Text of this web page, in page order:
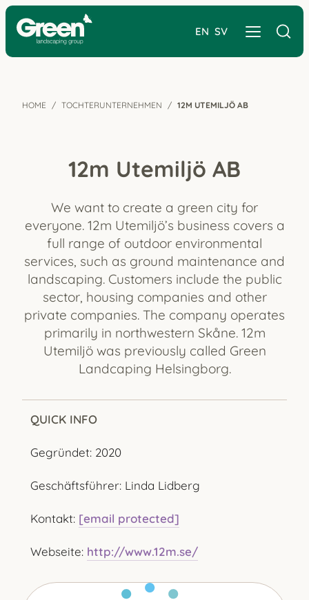
EN SV
HOME TOCHTERUNTERNEHMEN 12M UTEMILJÖ AB
12m Utemiljö AB
We want to create a green city for
everyone. 12m Utemiljö’s business covers a
full range of outdoor environmental
services, such as ground maintenance and
landscaping. Customers include the public
sector, housing companies and other
private companies. The company operates
primarily in northwestern Skåne. 12m
Utemiljö was previously called Green
Landcaping Helsingborg.
QUICK INFO
Gegründet: 2020
Geschäftsführer: Linda Lidberg
Kontakt: [email protected]
Webseite: http://www.12m.se/